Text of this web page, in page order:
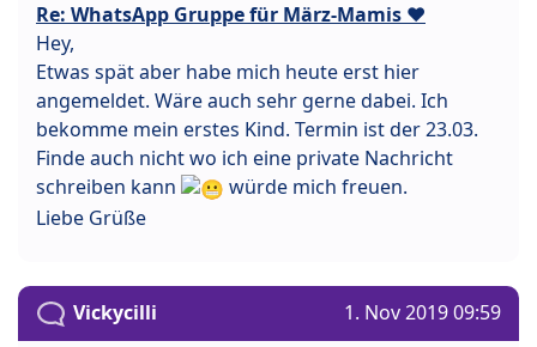
Re: WhatsApp Gruppe für März-Mamis ❤️
Hey,
Etwas spät aber habe mich heute erst hier
angemeldet. Wäre auch sehr gerne dabei. Ich
bekomme mein erstes Kind. Termin ist der 23.03.
Finde auch nicht wo ich eine private Nachricht
schreiben kann
würde mich freuen.
Liebe Grüße
Vickycilli 1. Nov 2019 09:59